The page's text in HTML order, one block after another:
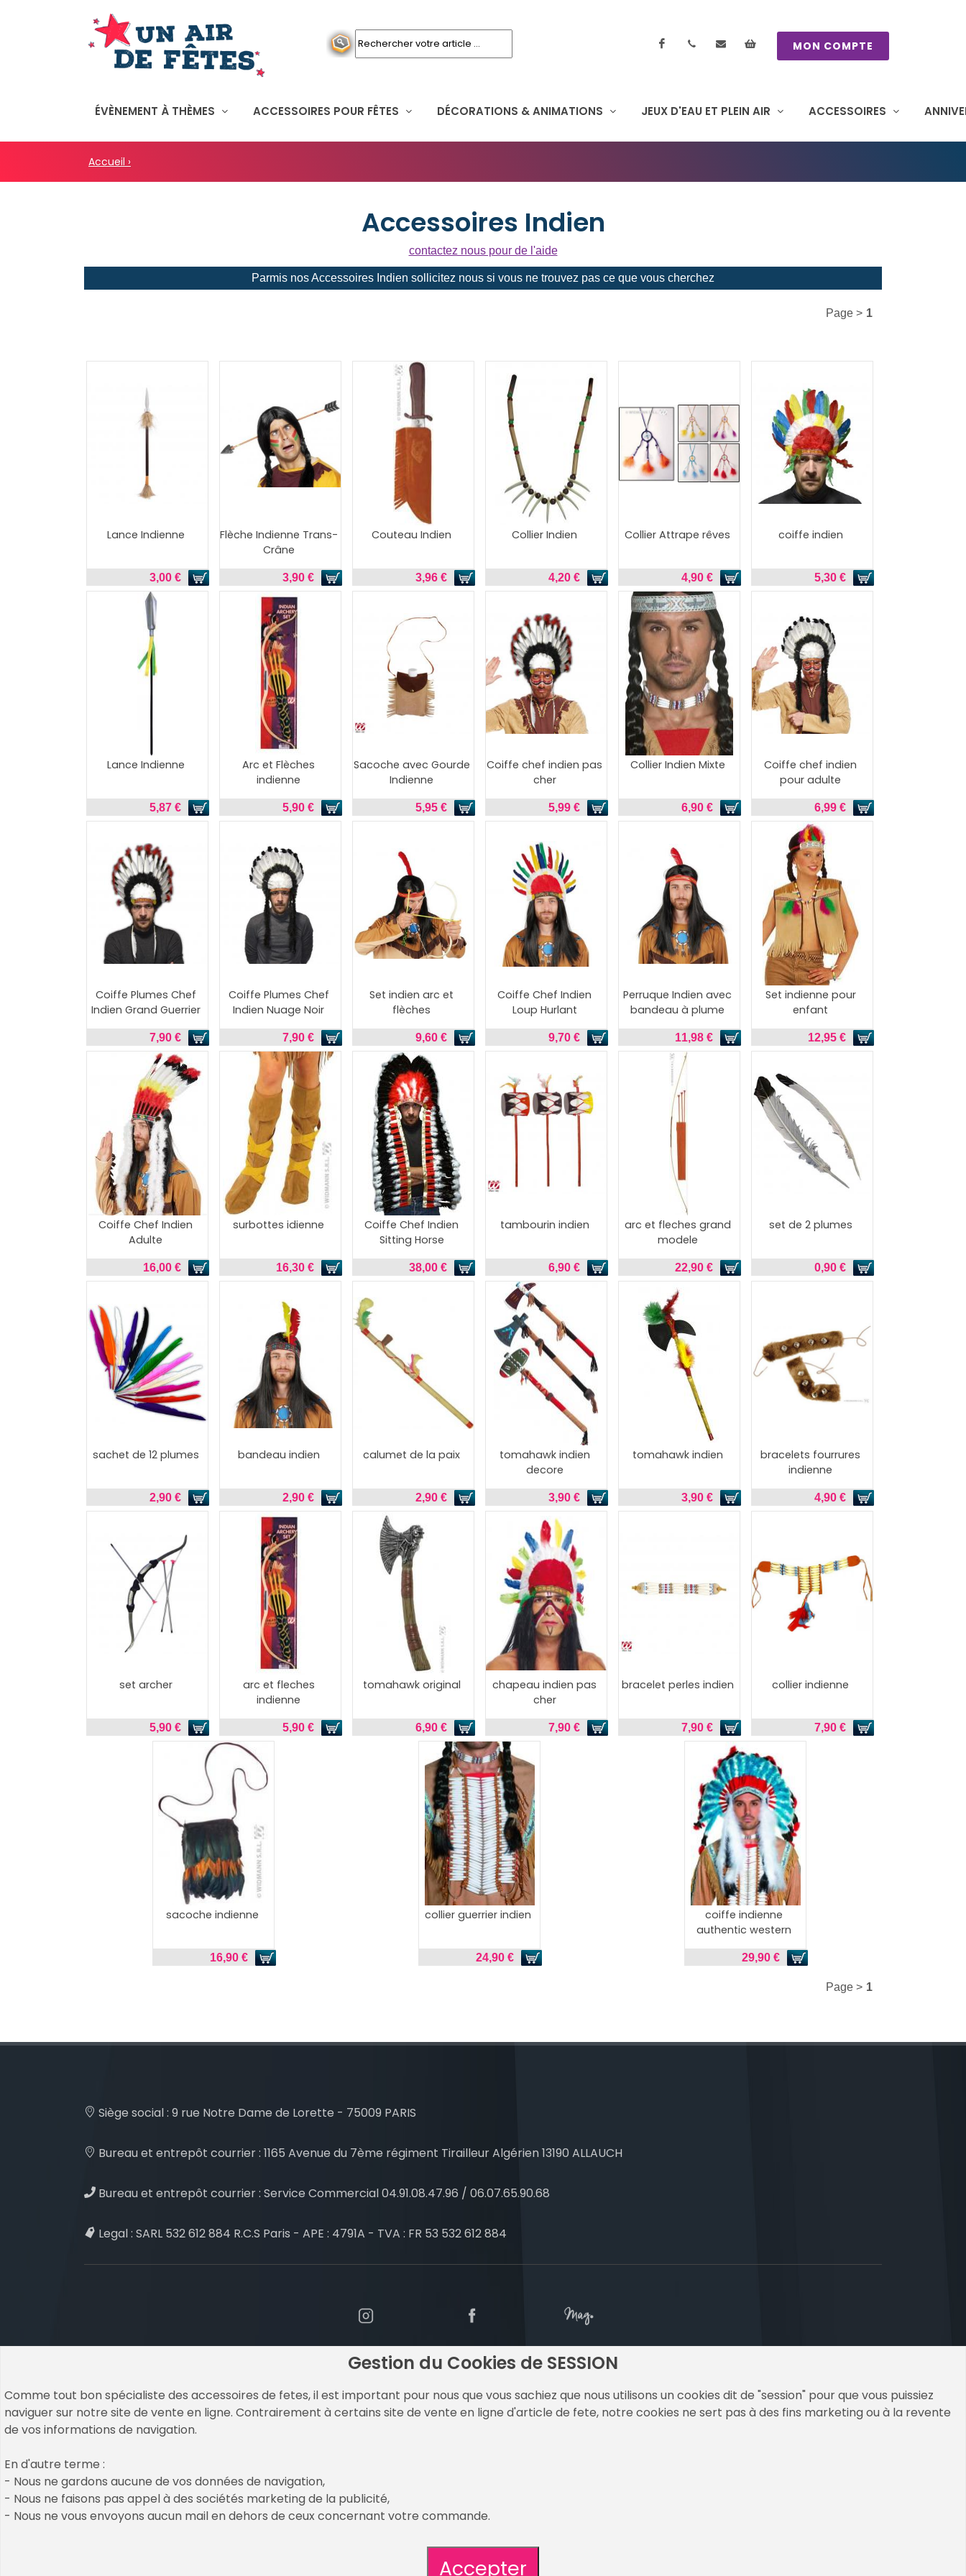
Gestion du Cookies de SESSION
Comme tout bon spécialiste des accessoires de fetes, il est important pour nous que vous sachiez que nous utilisons un cookies dit de "session" pour que vous puissiez
naviguer sur notre site de vente en ligne. Contrairement à certains site de vente en ligne d'article de fete, notre cookies ne sert pas à des fins marketing ou à la revente
de vos informations de navigation.
En d'autre terme :
- Nous ne gardons aucune de vos données de navigation,
- Nous ne faisons pas appel à des sociétés marketing de la publicité,
- Nous ne vous envoyons aucun mail en dehors de ceux concernant votre commande.
Facebook contactez nous
Mon panier
MON COMPTE
ÉVÈNEMENT À THÈMES ACCESSOIRES POUR FÊTES DÉCORATIONS & ANIMATIONS JEUX D'EAU ET PLEIN AIR ACCESSOIRES
Accueil ›
Accessoires Indien
contactez nous pour de l'aide
Parmis nos Accessoires Indien sollicitez nous si vous ne trouvez pas ce que vous cherchez
Page > 1
Lance Indienne
3,00 €
Flèche Indienne Trans-
Crâne
3,90 €
Couteau Indien
3,96 €
Collier Indien
4,20 €
Collier Attrape rêves
4,90 €
coiffe indien
5,30 €
Lance Indienne
5,87 €
Arc et Flèches
indienne
5,90 €
Sacoche avec Gourde
Indienne
5,95 €
Coiffe chef indien pas
cher
5,99 €
Collier Indien Mixte
6,90 €
Coiffe chef indien
pour adulte
6,99 €
Coiffe Plumes Chef
Indien Grand Guerrier
7,90 €
Coiffe Plumes Chef
Indien Nuage Noir
7,90 €
Set indien arc et
flèches
9,60 €
Coiffe Chef Indien
Loup Hurlant
9,70 €
Perruque Indien avec
bandeau à plume
11,98 €
Set indienne pour
enfant
12,95 €
Coiffe Chef Indien
Adulte
16,00 €
surbottes idienne
16,30 €
Coiffe Chef Indien
Sitting Horse
38,00 €
tambourin indien
6,90 €
arc et fleches grand
modele
22,90 €
set de 2 plumes
0,90 €
sachet de 12 plumes
2,90 €
bandeau indien
2,90 €
calumet de la paix
2,90 €
tomahawk indien
decore
3,90 €
tomahawk indien
3,90 €
bracelets fourrures
indienne
4,90 €
set archer
5,90 €
arc et fleches
indienne
5,90 €
tomahawk original
6,90 €
chapeau indien pas
cher
7,90 €
bracelet perles indien
7,90 €
collier indienne
7,90 €
sacoche indienne
16,90 €
collier guerrier indien
24,90 €
coiffe indienne
authentic western
29,90 €
Page > 1
Siège social : 9 rue Notre Dame de Lorette - 75009 PARIS
Bureau et entrepôt courrier : 1165 Avenue du 7ème régiment Tirailleur Algérien 13190 ALLAUCH
Bureau et entrepôt courrier : Service Commercial 04.91.08.47.96 / 06.07.65.90.68
Legal : SARL 532 612 884 R.C.S Paris - APE : 4791A - TVA : FR 53 532 612 884
Copyrights © 2026 All Rights Reserved by Un Air De Fetes
CGV / CGU
Plan de site